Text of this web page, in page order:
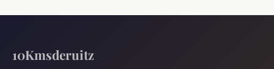
10Kmsderuitz